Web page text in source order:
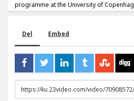
programme at the University of
Del Embed
URL
to